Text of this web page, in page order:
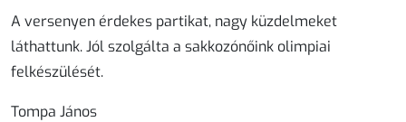
A versenyen érdekes partikat, nagy küzdelmeket
láthattunk. Jól szolgálta a sakkozónőink olimpiai
felkészülését.
Tompa János